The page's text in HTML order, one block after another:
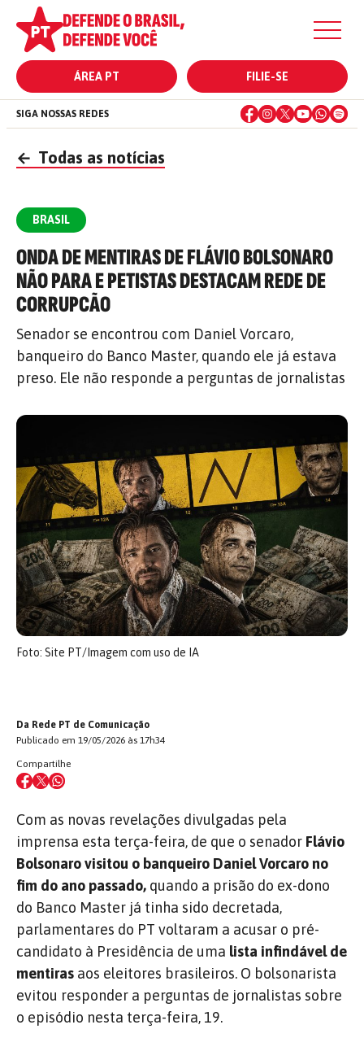
ÁREA PT FILIE-SE
SIGA NOSSAS REDES
← Todas as notícias
BRASIL
ONDA DE MENTIRAS DE FLÁVIO BOLSONARO
NÃO PARA E PETISTAS DESTACAM REDE DE
CORRUPCÃO
Senador se encontrou com Daniel Vorcaro,
banqueiro do Banco Master, quando ele já estava
preso. Ele não responde a perguntas de jornalistas
Foto: Site PT/Imagem com uso de IA
Da Rede PT de Comunicação
Publicado em 19/05/2026 às 17h34
Compartilhe
Com as novas revelações divulgadas pela
imprensa esta terça-feira, de que o senador Flávio
Bolsonaro visitou o banqueiro Daniel Vorcaro no
fim do ano passado, quando a prisão do ex-dono
do Banco Master já tinha sido decretada,
parlamentares do PT voltaram a acusar o pré-
candidato à Presidência de uma lista infindável de
mentiras aos eleitores brasileiros. O bolsonarista
evitou responder a perguntas de jornalistas sobre
o episódio nesta terça-feira, 19.